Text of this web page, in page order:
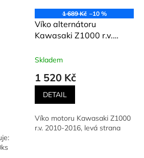
1 689 Kč –10 %
Víko alternátoru
Kawasaki Z1000 r.v.
Skladem
1 520 Kč
DETAIL
Víko motoru Kawasaki Z1000
r.v. 2010-2016, levá strana